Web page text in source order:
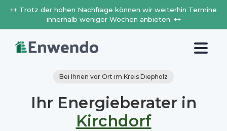
++ Trotz der hohen Nachfrage können wir weiterhin Termine
innerhalb weniger Wochen anbieten. ++
Bei Ihnen vor Ort im Kreis Diepholz
Ihr Energieberater in
Kirchdorf